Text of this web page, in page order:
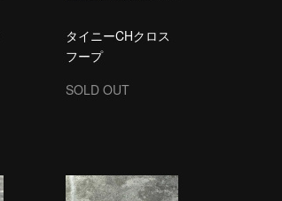
タイニーCHクロス
フープ
SOLD OUT